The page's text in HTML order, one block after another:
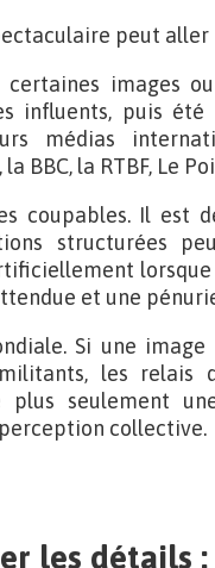
peut
images
influents, puis été
médias
BBC, la RTBF, Le
coupables. Il
structurées
lorsque
et une
Si une
les relais
seulement
collective.
les détails